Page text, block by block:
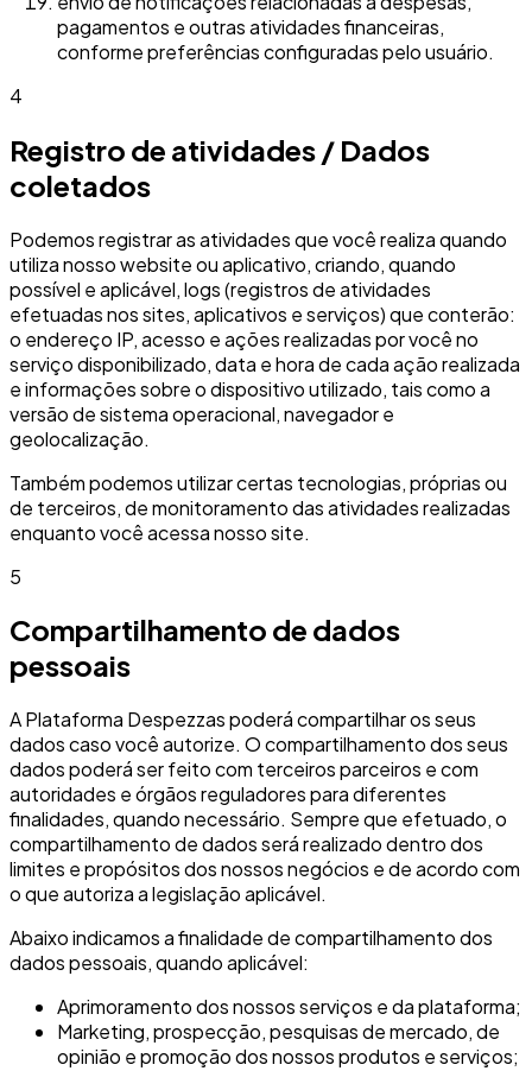
pagamentos e outras atividades financeiras,
conforme preferências configuradas pelo usuário.
4
Registro de atividades / Dados
coletados
Podemos registrar as atividades que você realiza quando
utiliza nosso website ou aplicativo, criando, quando
possível e aplicável, logs (registros de atividades
efetuadas nos sites, aplicativos e serviços) que conterão:
o endereço IP, acesso e ações realizadas por você no
serviço disponibilizado, data e hora de cada ação realizada
e informações sobre o dispositivo utilizado, tais como a
versão de sistema operacional, navegador e
geolocalização.
Também podemos utilizar certas tecnologias, próprias ou
de terceiros, de monitoramento das atividades realizadas
enquanto você acessa nosso site.
5
Compartilhamento de dados
pessoais
A Plataforma Despezzas poderá compartilhar os seus
dados caso você autorize. O compartilhamento dos seus
dados poderá ser feito com terceiros parceiros e com
autoridades e órgãos reguladores para diferentes
finalidades, quando necessário. Sempre que efetuado, o
compartilhamento de dados será realizado dentro dos
limites e propósitos dos nossos negócios e de acordo com
o que autoriza a legislação aplicável.
Abaixo indicamos a finalidade de compartilhamento dos
dados pessoais, quando aplicável:
Aprimoramento dos nossos serviços e da plataforma;
Marketing, prospecção, pesquisas de mercado, de
opinião e promoção dos nossos produtos e serviços;